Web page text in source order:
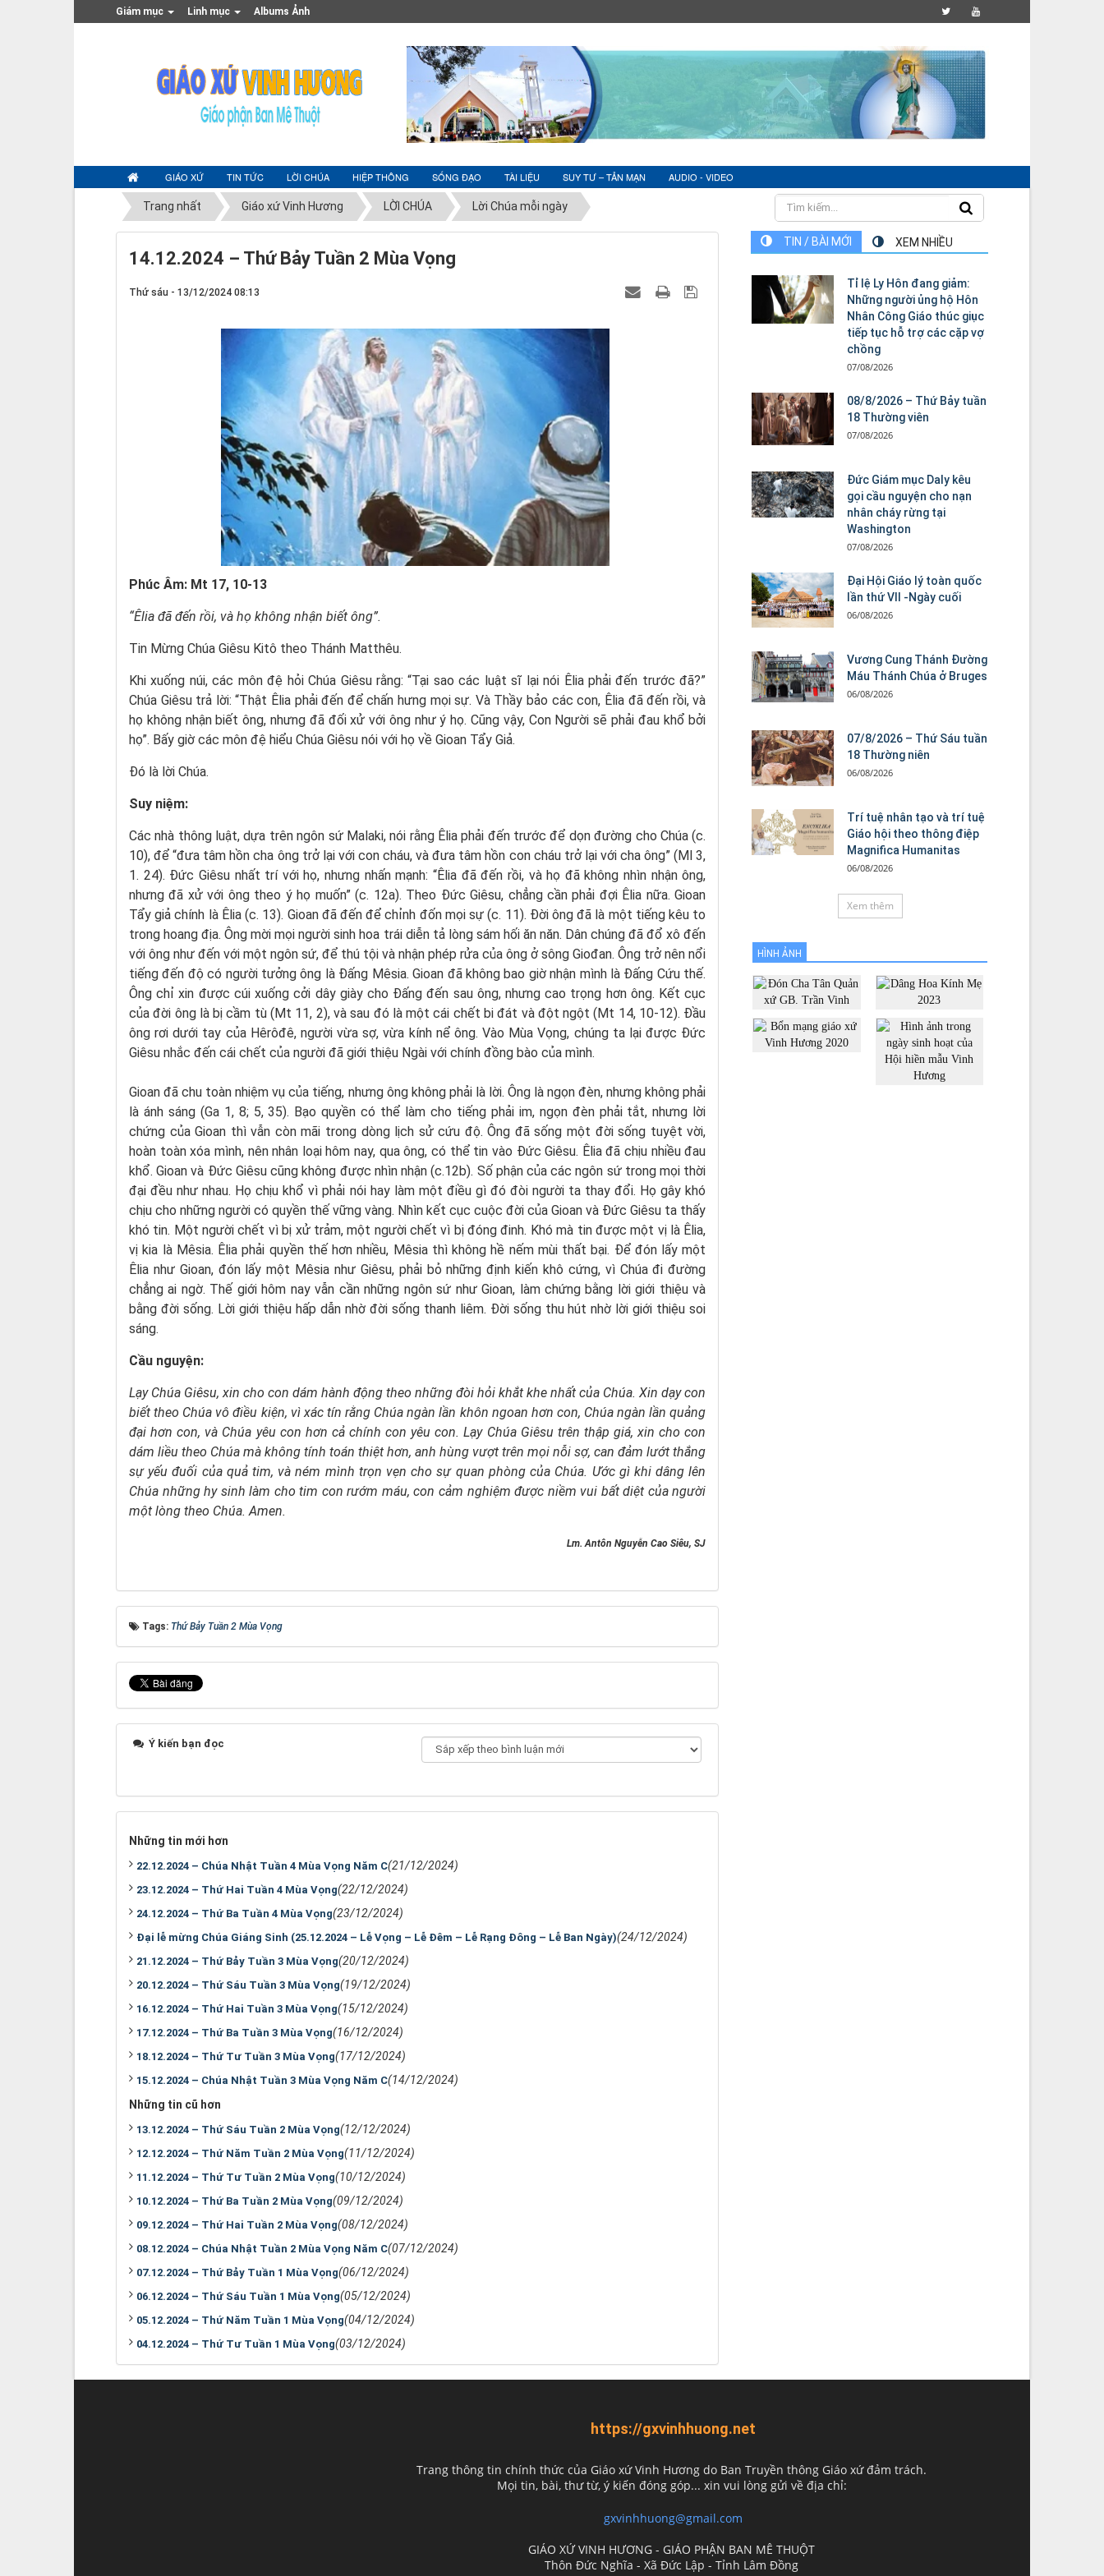
Giám mục Linh mục Albums Ảnh
GIÁO XỨ TIN TỨC LỜI CHÚA HIỆP THÔNG SỐNG ĐẠO TÀI LIỆU SUY TƯ – TẢN MẠN AUDIO - VIDEO
Trang nhất Giáo xứ Vinh Hương LỜI CHÚA Lời Chúa mỗi ngày
14.12.2024 – Thứ Bảy Tuần 2 Mùa Vọng
Thứ sáu - 13/12/2024 08:13
Phúc Âm: Mt 17, 10-13
“Êlia đã đến rồi, và họ không nhận biết ông”.
Tin Mừng Chúa Giêsu Kitô theo Thánh Matthêu.
Khi xuống núi, các môn đệ hỏi Chúa Giêsu rằng: “Tại sao các luật sĩ lại nói Êlia phải đến trước đã?”
Chúa Giêsu trả lời: “Thật Êlia phải đến để chấn hưng mọi sự. Và Thầy bảo các con, Êlia đã đến rồi, và
họ không nhận biết ông, nhưng đã đối xử với ông như ý họ. Cũng vậy, Con Người sẽ phải đau khổ bởi
họ”. Bấy giờ các môn đệ hiểu Chúa Giêsu nói với họ về Gioan Tẩy Giả.
Ðó là lời Chúa.
Suy niệm:
Các nhà thông luật, dựa trên ngôn sứ Malaki, nói rằng Êlia phải đến trước để dọn đường cho Chúa (c.
10), để “đưa tâm hồn cha ông trở lại với con cháu, và đưa tâm hồn con cháu trở lại với cha ông” (Ml 3,
1. 24). Đức Giêsu nhất trí với họ, nhưng nhấn mạnh: “Êlia đã đến rồi, và họ đã không nhìn nhận ông,
nhưng đã xử với ông theo ý họ muốn” (c. 12a). Theo Đức Giêsu, chẳng cần phải đợi Êlia nữa. Gioan
Tẩy giả chính là Êlia (c. 13). Gioan đã đến để chỉnh đốn mọi sự (c. 11). Đời ông đã là một tiếng kêu to
trong hoang địa. Ông mời mọi người sinh hoa trái diễn tả lòng sám hối ăn năn. Dân chúng đã đổ xô đến
với ông như đến với một ngôn sứ, để thú tội và nhận phép rửa của ông ở sông Giođan. Ông trở nên nổi
tiếng đến độ có người tưởng ông là Đấng Mêsia. Gioan đã không bao giờ nhận mình là Đấng Cứu thế.
Ông chỉ xin được cúi xuống cởi dây giày cho Đấng đến sau ông, nhưng cao trọng hơn ông. Kết cục
của đời ông là bị cầm tù (Mt 11, 2), và sau đó là một cái chết bi đát và đột ngột (Mt 14, 10-12). Đầu
ông rơi dưới tay của Hêrôđê, người vừa sợ, vừa kính nể ông. Vào Mùa Vọng, chúng ta lại được Đức
Giêsu nhắc đến cái chết của người đã giới thiệu Ngài với chính đồng bào của mình.
Gioan đã chu toàn nhiệm vụ của tiếng, nhưng ông không phải là lời. Ông là ngọn đèn, nhưng không phải
là ánh sáng (Ga 1, 8; 5, 35). Bạo quyền có thể làm cho tiếng phải im, ngọn đèn phải tắt, nhưng lời
chứng của Gioan thì vẫn còn mãi trong dòng lịch sử cứu độ. Ông đã sống một đời sống tuyệt vời,
hoàn toàn xóa mình, nên nhân loại hôm nay, qua ông, có thể tin vào Đức Giêsu. Êlia đã chịu nhiều đau
khổ. Gioan và Đức Giêsu cũng không được nhìn nhận (c.12b). Số phận của các ngôn sứ trong mọi thời
đại đều như nhau. Họ chịu khổ vì phải nói hay làm một điều gì đó đòi người ta thay đổi. Họ gây khó
chịu cho những người có quyền thế vững vàng. Nhìn kết cục cuộc đời của Gioan và Đức Giêsu ta thấy
khó tin. Một người chết vì bị xử trảm, một người chết vì bị đóng đinh. Khó mà tin được một vị là Êlia,
vị kia là Mêsia. Êlia phải quyền thế hơn nhiều, Mêsia thì không hề nếm mùi thất bại. Để đón lấy một
Êlia như Gioan, đón lấy một Mêsia như Giêsu, phải bỏ những định kiến khô cứng, vì Chúa đi đường
chẳng ai ngờ. Thế giới hôm nay vẫn cần những ngôn sứ như Gioan, làm chứng bằng lời giới thiệu và
bằng đời sống. Lời giới thiệu hấp dẫn nhờ đời sống thanh liêm. Đời sống thu hút nhờ lời giới thiệu soi
sáng.
Cầu nguyện:
Lạy Chúa Giêsu,xin cho con dám hành độngtheo những đòi hỏi khắt khe nhất của Chúa.Xin dạy con
biết theo Chúa vô điều kiện, vì xác tín rằng Chúa ngàn lần khôn ngoan hơn con, Chúa ngàn lần quảng
đại hơn con, và Chúa yêu con hơn cả chính con yêu con.Lạy Chúa Giêsu trên thập giá,xin cho con
dám liều theo Chúamà không tính toán thiệt hơn,anh hùng vượt trên mọi nỗi sợ,can đảm lướt thắng
sự yếu đuối của quả tim, và ném mình trọn vẹn cho sự quan phòng của Chúa. Ước gì khi dâng lên
Chúa những hy sinh làm cho tim con rướm máu,con cảm nghiệm được niềm vui bất diệt của người
một lòng theo Chúa. Amen.
Lm. Antôn Nguyễn Cao Siêu, SJ
Tags: Thứ Bảy Tuần 2 Mùa Vọng
Ý kiến bạn đọc
Những tin mới hơn
22.12.2024 – Chúa Nhật Tuần 4 Mùa Vọng Năm C(21/12/2024)
23.12.2024 – Thứ Hai Tuần 4 Mùa Vọng(22/12/2024)
24.12.2024 – Thứ Ba Tuần 4 Mùa Vọng(23/12/2024)
Đại lễ mừng Chúa Giáng Sinh (25.12.2024 – Lễ Vọng – Lễ Đêm – Lễ Rạng Đông – Lễ Ban Ngày)(24/12/2024)
21.12.2024 – Thứ Bảy Tuần 3 Mùa Vọng(20/12/2024)
20.12.2024 – Thứ Sáu Tuần 3 Mùa Vọng(19/12/2024)
16.12.2024 – Thứ Hai Tuần 3 Mùa Vọng(15/12/2024)
17.12.2024 – Thứ Ba Tuần 3 Mùa Vọng(16/12/2024)
18.12.2024 – Thứ Tư Tuần 3 Mùa Vọng(17/12/2024)
15.12.2024 – Chúa Nhật Tuần 3 Mùa Vọng Năm C(14/12/2024)
Những tin cũ hơn
13.12.2024 – Thứ Sáu Tuần 2 Mùa Vọng(12/12/2024)
12.12.2024 – Thứ Năm Tuần 2 Mùa Vọng(11/12/2024)
11.12.2024 – Thứ Tư Tuần 2 Mùa Vọng(10/12/2024)
10.12.2024 – Thứ Ba Tuần 2 Mùa Vọng(09/12/2024)
09.12.2024 – Thứ Hai Tuần 2 Mùa Vọng(08/12/2024)
08.12.2024 – Chúa Nhật Tuần 2 Mùa Vọng Năm C(07/12/2024)
07.12.2024 – Thứ Bảy Tuần 1 Mùa Vọng(06/12/2024)
06.12.2024 – Thứ Sáu Tuần 1 Mùa Vọng(05/12/2024)
05.12.2024 – Thứ Năm Tuần 1 Mùa Vọng(04/12/2024)
04.12.2024 – Thứ Tư Tuần 1 Mùa Vọng(03/12/2024)
TIN / BÀI MỚI XEM NHIỀU
Tỉ lệ Ly Hôn đang giảm:
Những người ủng hộ Hôn
Nhân Công Giáo thúc giục
tiếp tục hỗ trợ các cặp vợ
chồng
07/08/2026
08/8/2026 – Thứ Bảy tuần
18 Thường viên
07/08/2026
Đức Giám mục Daly kêu
gọi cầu nguyện cho nạn
nhân cháy rừng tại
Washington
07/08/2026
Đại Hội Giáo lý toàn quốc
lần thứ VII -Ngày cuối
06/08/2026
Vương Cung Thánh Ðường
Máu Thánh Chúa ở Bruges
06/08/2026
07/8/2026 – Thứ Sáu tuần
18 Thường niên
06/08/2026
Trí tuệ nhân tạo và trí tuệ
Giáo hội theo thông điệp
Magnifica Humanitas
06/08/2026
Xem thêm
HÌNH ẢNH
https://gxvinhhuong.net
Trang thông tin chính thức của Giáo xứ Vinh Hương do Ban Truyền thông Giáo xứ đảm trách.
Mọi tin, bài, thư từ, ý kiến đóng góp... xin vui lòng gửi về địa chỉ:
gxvinhhuong@gmail.com
GIÁO XỨ VINH HƯƠNG - GIÁO PHẬN BAN MÊ THUỘT
Thôn Đức Nghĩa - Xã Đức Lập - Tỉnh Lâm Đồng